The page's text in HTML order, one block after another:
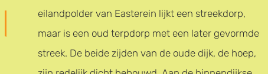
eilandpolder van Easterein lijkt een streekdorp,
maar is een oud terpdorp met een later gevormde
streek. De beide zijden van de oude dijk, de hoep,